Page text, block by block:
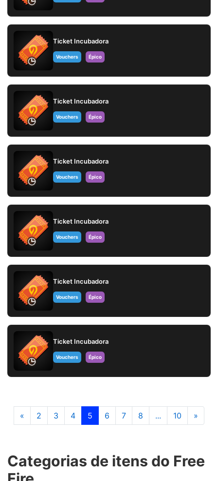
Ticket Incubadora
Vouchers Épico
Ticket Incubadora
Vouchers Épico
Ticket Incubadora
Vouchers Épico
Ticket Incubadora
Vouchers Épico
Ticket Incubadora
Vouchers Épico
Ticket Incubadora
Vouchers Épico
« 2 3 4 5 6 7 8 ... 10 »
Categorias de itens do Free